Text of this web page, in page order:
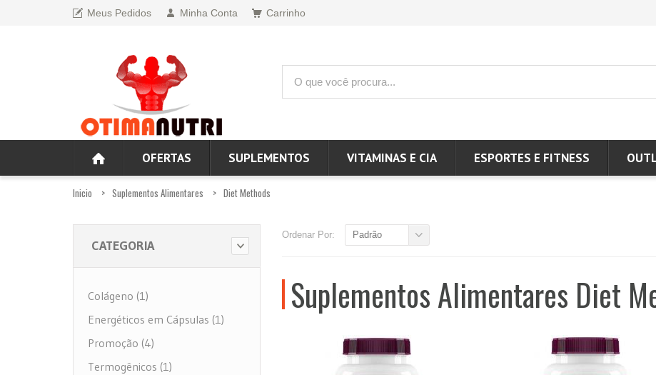
Meus Pedidos Minha Conta Carrinho
OFERTAS SUPLEMENTOS VITAMINAS E CIA ESPORTES E FITNESS
Inicio Suplementos Alimentares Diet Methods
CATEGORIA
Colágeno (1)
Energéticos em Cápsulas (1)
Promoção (4)
Termogênicos (1)
Ordenar Por: Padrão
Suplementos Alimentares Diet